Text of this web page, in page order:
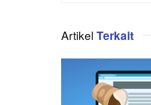
Artikel Terkait